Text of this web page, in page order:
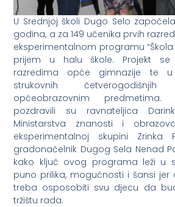
U Srednjoj školi Dugo Selo
godina, a za 149 učenika prvih
eksperimentalnom programu “Škola
prijem u halu škole. Projekt
razredima opće gimnazije te
strukovnih
općeobrazovnim predmetima.
pozdravili su ravnateljica
Ministarstva znanosti i
eksperimentalnoj skupini
gradonačelnik Dugog Sela Nenad
kako ključ ovog programa leži u
puno prilika, mogućnosti i šansi jer
treba osposobiti svu djecu da
tržištu rada.